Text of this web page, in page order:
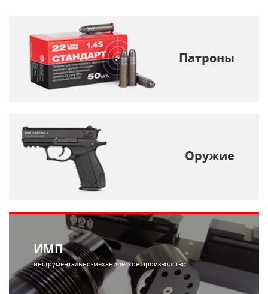
Патроны
Оружие
ИМП
инструментально-механическое производство